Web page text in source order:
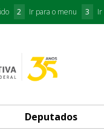
2 Ir para o menu 3 Ir
Deputados